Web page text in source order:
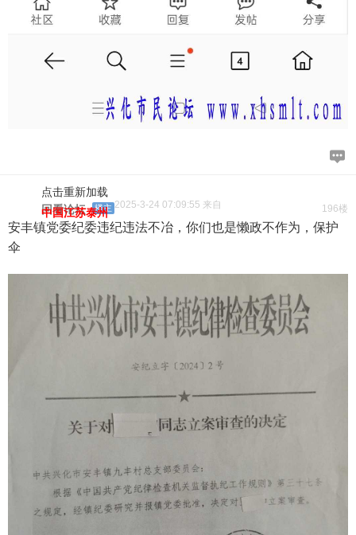
点击重新加载
196楼
回看论坛 楼主 2025-3-24 07:09:55 来自
中国江苏泰州
安丰镇党委纪委违纪违法不冶，你们也是懒政不作为，保护
伞